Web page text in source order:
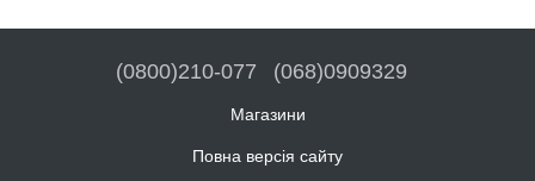
(0800)210-077 (068)0909329
Магазини
Повна версія сайту